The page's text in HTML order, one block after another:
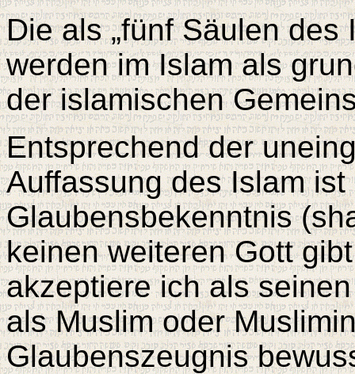
Die als „fünf Säulen des
werden im Islam als
der islamischen
Entsprechend der
Auffassung des Islam
Glaubensbekenntnis
keinen weiteren Gott
akzeptiere ich als
als Muslim oder
Glaubenszeugnis